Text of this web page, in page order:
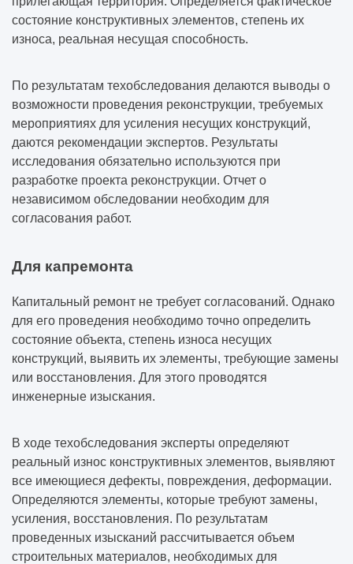
состояние конструктивных элементов, степень их
износа, реальная несущая способность.
По результатам техобследования делаются выводы о
возможности проведения реконструкции, требуемых
мероприятиях для усиления несущих конструкций,
даются рекомендации экспертов. Результаты
исследования обязательно используются при
разработке проекта реконструкции. Отчет о
независимом обследовании необходим для
согласования работ.
Для капремонта
Капитальный ремонт не требует согласований. Однако
для его проведения необходимо точно определить
состояние объекта, степень износа несущих
конструкций, выявить их элементы, требующие замены
или восстановления. Для этого проводятся
инженерные изыскания.
В ходе техобследования эксперты определяют
реальный износ конструктивных элементов, выявляют
все имеющиеся дефекты, повреждения, деформации.
Определяются элементы, которые требуют замены,
усиления, восстановления. По результатам
проведенных изысканий рассчитывается объем
строительных материалов, необходимых для